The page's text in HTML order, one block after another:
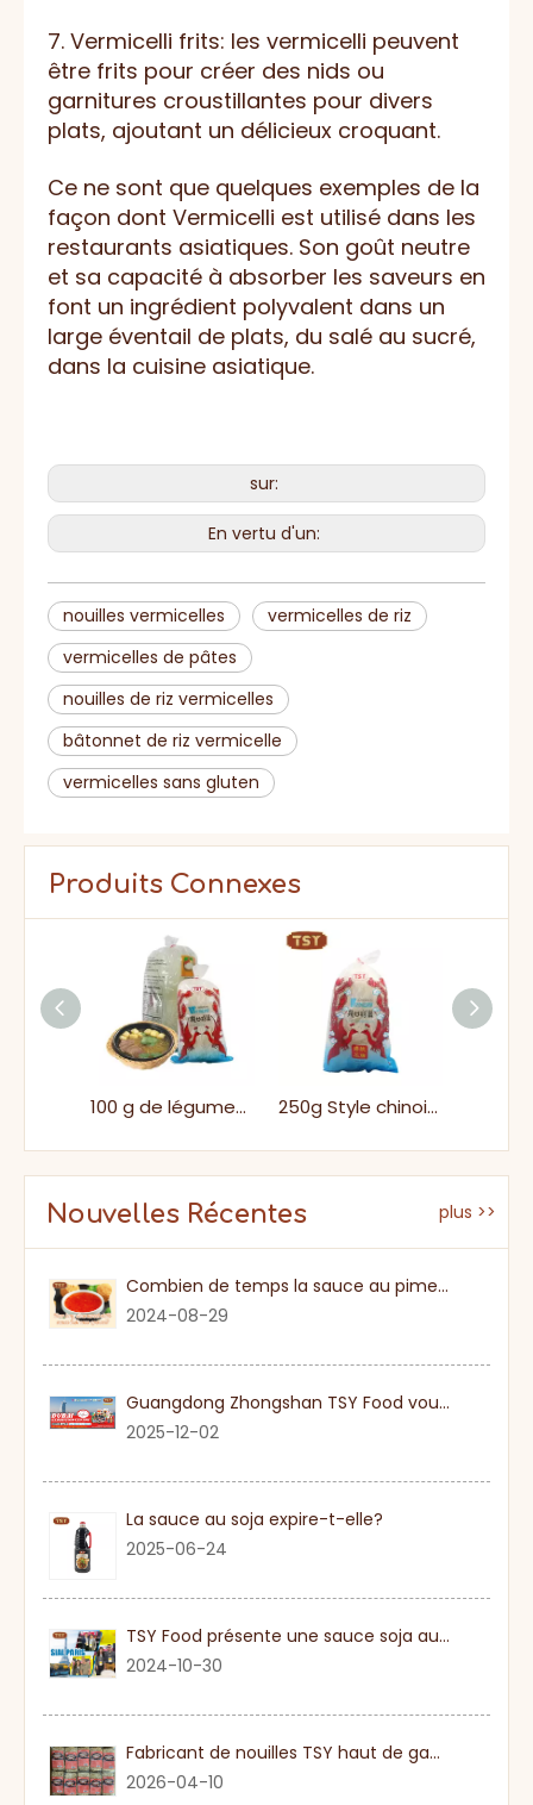
7. Vermicelli frits: les vermicelli peuvent
être frits pour créer des nids ou
garnitures croustillantes pour divers
plats, ajoutant un délicieux croquant.
Ce ne sont que quelques exemples de la
façon dont Vermicelli est utilisé dans les
restaurants asiatiques. Son goût neutre
et sa capacité à absorber les saveurs en
font un ingrédient polyvalent dans un
large éventail de plats, du salé au sucré,
dans la cuisine asiatique.
sur:
En vertu d'un:
nouilles vermicelles
vermicelles de riz
vermicelles de pâtes
nouilles de riz vermicelles
bâtonnet de riz vermicelle
vermicelles sans gluten
Produits Connexes
100 g de légumes végétaliens Vermicelli 250g Style chinois Soft rapide Rice Longkou Vermicelli
Nouvelles Récentes plus >>
Combien de temps la sauce au piment sucré
2024-08-29
Guangdong Zhongshan TSY Food vous invite sincèrement à visiter l'exposition Gulfood de Dubaï 2026
2025-12-02
La sauce au soja expire-t-elle?
2025-06-24
TSY Food présente une sauce soja authentique au SIAL PARIS 2024
2024-10-30
Fabricant de nouilles TSY haut de gamme dans le Guangdong
2026-04-10